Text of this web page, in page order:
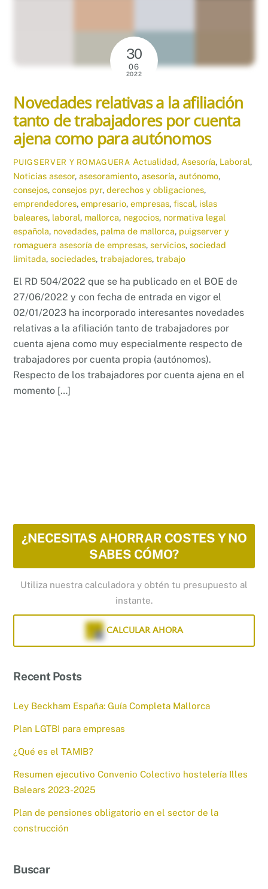
30
06
2022
Novedades relativas a la afiliación
tanto de trabajadores por cuenta
ajena como para autónomos
PUIGSERVER Y ROMAGUERA Actualidad, Asesoría, Laboral,
Noticias asesor,asesoramiento,asesoría,autónomo,
consejos,consejos pyr,derechos y obligaciones,
emprendedores,empresario,empresas,fiscal, islas
baleares, laboral, mallorca, negocios, normativa legal
española, novedades, palma de mallorca, puigserver y
romaguera asesoría de empresas,servicios,sociedad
limitada,sociedades,trabajadores,trabajo
El RD 504/2022 que se ha publicado en el BOE de
27/06/2022 y con fecha de entrada en vigor el
02/01/2023 ha incorporado interesantes novedades
relativas a la afiliación tanto de trabajadores por
cuenta ajena como muy especialmente respecto de
trabajadores por cuenta propia (autónomos).
Respecto de los trabajadores por cuenta ajena en el
momento […]
¿NECESITAS AHORRAR COSTES Y NO
SABES CÓMO?
Utiliza nuestra calculadora y obtén tu presupuesto al
instante.
CALCULAR AHORA
Recent Posts
Ley Beckham España: Guía Completa Mallorca
Plan LGTBI para empresas
¿Qué es el TAMIB?
Resumen ejecutivo Convenio Colectivo hostelería Illes
Balears 2023-2025
Plan de pensiones obligatorio en el sector de la
construcción
Buscar